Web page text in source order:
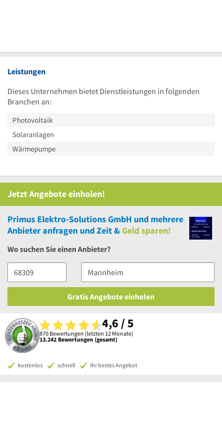
Leistungen
Dieses Unternehmen bietet Dienstleistungen in folgenden
Branchen an:
Photovoltaik
Solaranlagen
Wärmepumpe
Jetzt Angebote einholen!
Primus Elektro-Solutions GmbH und mehrere
Anbieter anfragen und Zeit &Geld sparen!
Wo suchen Sie einen Anbieter?
Gratis Angebote einholen
4,6 / 5
870 Bewertungen (letzten 12 Monate)
13.242 Bewertungen (gesamt)
kostenlos schnell Ihr bestes Angebot